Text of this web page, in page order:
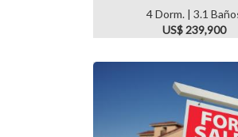
4 Dorm. | 3.1
US$ 239,900